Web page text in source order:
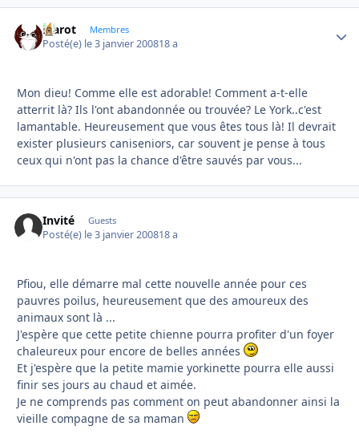
Marot Membres
Posté(e) le 3 janvier 200818 a
Mon dieu! Comme elle est adorable! Comment a-t-elle
atterrit là? Ils l'ont abandonnée ou trouvée? Le York..c'est
lamantable. Heureusement que vous êtes tous là! Il devrait
exister plusieurs caniseniors, car souvent je pense à tous
ceux qui n'ont pas la chance d'être sauvés par vous...
Invité Guests
Posté(e) le 3 janvier 200818 a
Pfiou, elle démarre mal cette nouvelle année pour ces
pauvres poilus, heureusement que des amoureux des
animaux sont là ...
J'espère que cette petite chienne pourra profiter d'un foyer
chaleureux pour encore de belles années
Et j'espère que la petite mamie yorkinette pourra elle aussi
finir ses jours au chaud et aimée.
Je ne comprends pas comment on peut abandonner ainsi la
vieille compagne de sa maman